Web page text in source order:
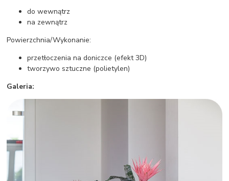
do wewnątrz
na zewnątrz
Powierzchnia/Wykonanie:
przetłoczenia na doniczce (efekt 3D)
tworzywo sztuczne (polietylen)
Galeria: